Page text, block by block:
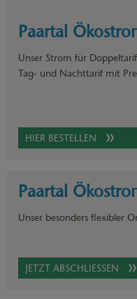
Paartal
Unser Strom für
Tag- und Nachttarif mit
HIER BESTELLEN
Paartal
Unser besonders flexibler
JETZT ABSCHLIESSEN